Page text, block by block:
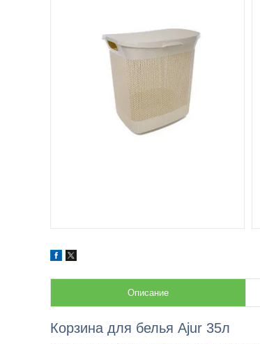
Описание
Корзина для белья Ajur 35л